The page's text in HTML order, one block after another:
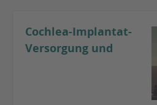
Cochlea-Implantat-
Versorgung und